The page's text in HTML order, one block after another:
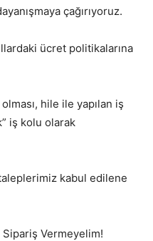
çağırıyoruz.
ücret politikalarına
hile ile yapılan iş
iş kolu olarak
kabul edilene
Vermeyelim!